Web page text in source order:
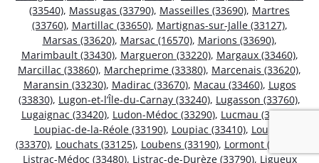
(33540), Massugas (33790), Masseilles (33690), Martres
(33760), Martillac (33650), Martignas-sur-Jalle (33127),
Marsas (33620), Marsac (16570), Marions (33690),
Marimbault (33430), Margueron (33220), Margaux (33460),
Marcillac (33860), Marcheprime (33380), Marcenais (33620),
Maransin (33230), Madirac (33670), Macau (33460), Lugos
(33830), Lugon-et-l’Île-du-Carnay (33240), Lugasson (33760),
Lugaignac (33420), Ludon-Médoc (33290), Lucmau (33840),
Loupiac-de-la-Réole (33190), Loupiac (33410), Loupes
(33370), Louchats (33125), Loubens (33190), Lormont (33310)
Listrac-Médoc (33480), Listrac-de-Durèze (33790), Ligueux